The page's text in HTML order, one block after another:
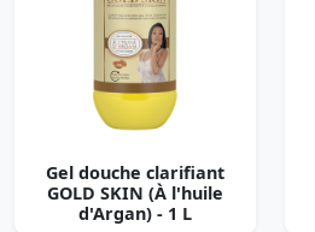
Gel douche clarifiant
GOLD SKIN (À l'huile
d'Argan) - 1 L